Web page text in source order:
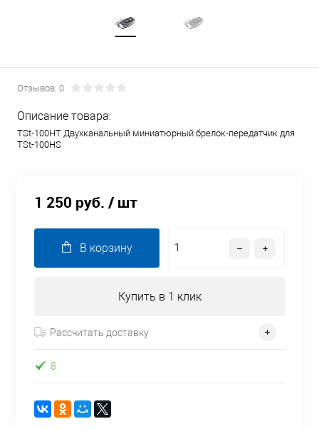
Отзывов: 0
Описание товара:
TSt-100HT Двухканальный миниатюрный брелок-передатчик для
TSt-100HS
1 250 руб. / шт
В корзину
Купить в 1 клик
Рассчитать доставку
8